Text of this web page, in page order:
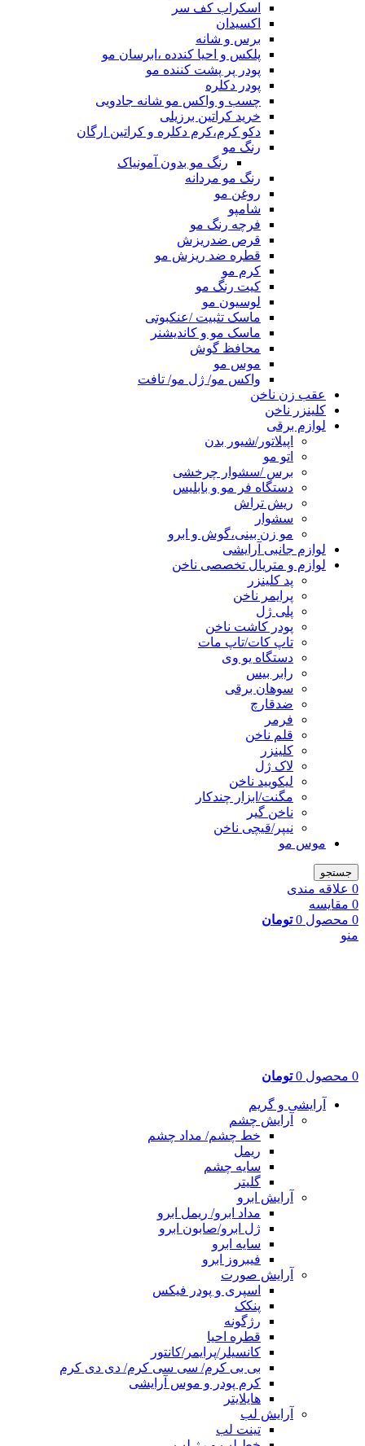
اسکراب کف سر
اکسیدان
برس و شانه
پلکس و احیا کندده ،ابرسان مو
پودر پر پشت کننده مو
پودر دکلره
چسب و واکس مو شانه جادویی
خرید کراتین برزیلی
دکو کرم،کرم دکلره و کراتین ارگان
رنگ مو
رنگ مو بدون آمونیاک
رنگ مو مردانه
روغن مو
شامپو
فرچه رنگ مو
قرص ضدریزش
قطره ضد ریزش مو
کرم مو
کیت رنگ مو
لوسیون مو
ماسک تثبیت /عنکبوتی
ماسک مو و کاندیشنر
محافظ گوش
موس مو
واکس مو/ ژل مو/ تافت
عقب زن ناخن
کلینزر ناخن
لوازم برقی
اپیلاتور/شیور بدن
اتو مو
برس /سشوار چرخشی
دستگاه فر مو و بابلیس
ریش تراش
سشوار
مو زن بینی،گوش و ابرو
لوازم جانبی آرایشی
لوازم و متریال تخصصی ناخن
پد کلینزر
پرایمر ناخن
پلی ژل
پودر کاشت ناخن
تاپ کات/تاپ مات
دستگاه یو وی
رابر بیس
سوهان برقی
ضدقارچ
فرمر
قلم ناخن
کلینزر
لاک ژل
لیکوييد ناخن
مگنت/ابزار چندکار
ناخن گیر
نیپر/قیچی ناخن
موس مو
جستجو
0 علاقه مندی
0 مقایسه
0 محصول 0 تومان
منو
0 محصول 0 تومان
آرایشی و گریم
آرایش چشم
خط چشم/ مداد چشم
ریمل
سایه چشم
گلیتر
آرایش ابرو
مداد ابرو/ ریمل ابرو
ژل ابرو/صابون ابرو
سایه ابرو
فیبروز ابرو
آرایش صورت
اسپری و پودر فیکس
پنکک
رژگونه
قطره احیا
کانسیلر/پرایمر/کانتور
بی بی کرم/ سی سی کرم/ دی دی کرم
کرم پودر و موس آرایشی
هایلایتر
آرایش لب
تینت لب